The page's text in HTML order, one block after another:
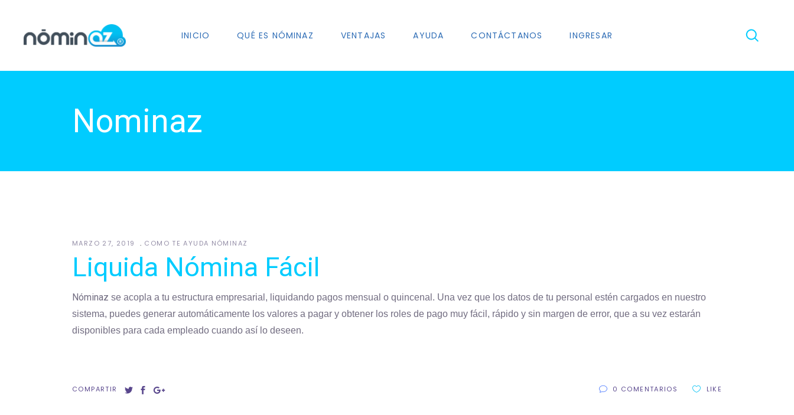
INICIO QUÉ ES NÓMINAZ VENTAJAS AYUDA CONTÁCTANOS INGRESAR
Nominaz
MARZO 27, 2019 COMO TE AYUDA NÓMINAZ
Liquida Nómina Fácil
Nóminaz se acopla a tu estructura empresarial, liquidando pagos mensual o quincenal. Una vez que los datos de tu personal estén cargados en nuestro
sistema, puedes generar automáticamente los valores a pagar y obtener los roles de pago muy fácil, rápido y sin margen de error, que a su vez estarán
disponibles para cada empleado cuando así lo deseen.
0 COMENTARIOS LIKE
COMPARTIR